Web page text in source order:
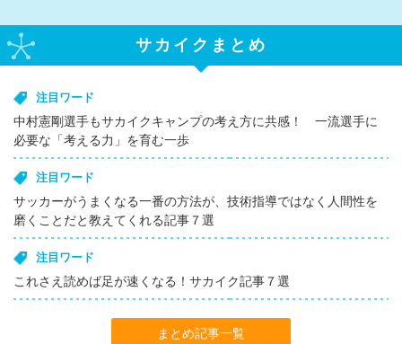
サカイクまとめ
注目ワード
中村憲剛選手もサカイクキャンプの考え方に共感！ 一流選手に
必要な「考える力」を育む一歩
注目ワード
サッカーがうまくなる一番の方法が、技術指導ではなく人間性を
磨くことだと教えてくれる記事７選
注目ワード
これさえ読めば足が速くなる！サカイク記事７選
まとめ記事一覧